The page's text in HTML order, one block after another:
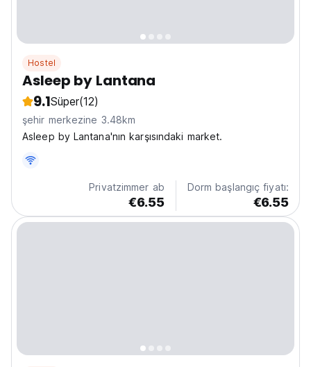
Hostel
Asleep by Lantana
9.1Süper(12)
şehir merkezine 3.48km
Asleep by Lantana'nın karşısındaki market.
Privatzimmer ab
€6.55
Dorm başlangıç fiyatı:
€6.55